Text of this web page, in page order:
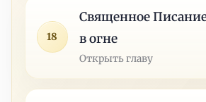
18
Священное
в огне
Открыть главу